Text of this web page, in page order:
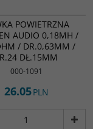
POWIETRZNA
AUDIO 0,18MH /
/ DR.0,63MM /
DŁ.15MM
000-1091
26.05PLN